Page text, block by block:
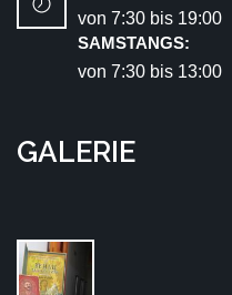
von 7:30 bis 19:00
SAMSTANGS:
von 7:30 bis 13:00
GALERIE